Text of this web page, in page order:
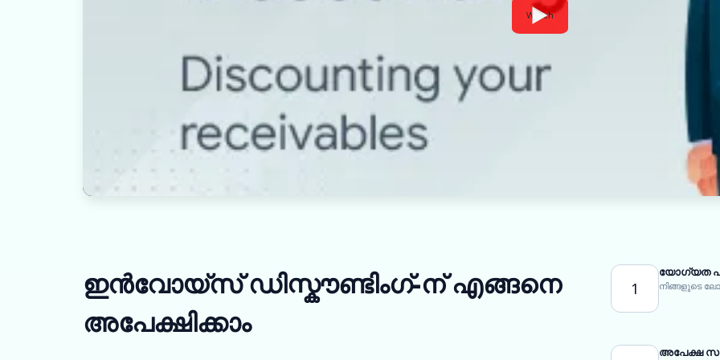
Watch
ഇൻവോയ്‌സ് ഡിസ്കൗണ്ടിംഗ്-ന് എങ്ങനെ
അപേക്ഷിക്കാം
1
യോഗ്യത
നിങ്ങളുടെ
അപേക്ഷ